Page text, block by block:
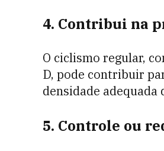
4. Contribui na
O ciclismo regular,
D, pode contribuir
densidade
5. Controle ou